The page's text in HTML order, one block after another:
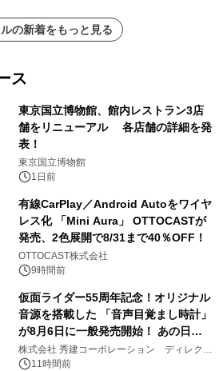
の新着をもっと見る
ス
東京国立博物館、館内レストラン3店
舗をリニューアル 各店舗の詳細を発
表！
東京国立博物館
1日前
有線CarPlay／Android Autoをワイヤ
レス化 「Mini Aura」 OTTOCASTが
発売、2色展開で8/31まで40％OFF！
OTTOCAST株式会社
9時間前
仮面ライダー55周年記念！オリジナル
音源を搭載した 「音声目覚まし時計」
が8月6日に一般発売開始！ あの日の
大興奮が今甦る
株式会社 秀建コーポレーション ディレクト
アートギャラリー
11時間前